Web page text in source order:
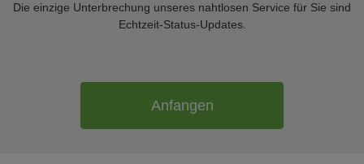
Die einzige Unterbrechung unseres nahtlosen Service für Sie sind
Echtzeit-Status-Updates.
Anfangen